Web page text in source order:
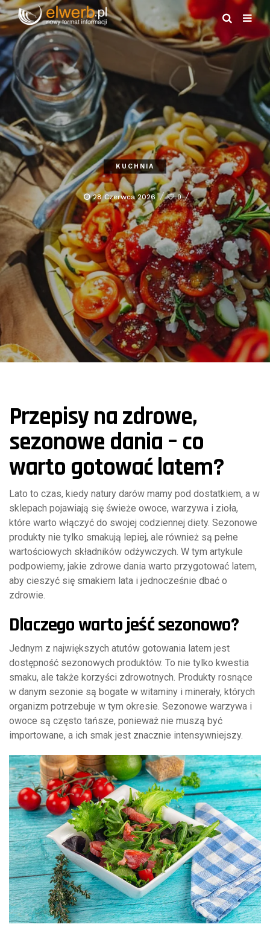
KUCHNIA
28 Czerwca 2026 0
Przepisy na zdrowe,
sezonowe dania – co
warto gotować latem?
Lato to czas, kiedy natury darów mamy pod dostatkiem, a w
sklepach pojawiają się świeże owoce, warzywa i zioła,
które warto włączyć do swojej codziennej diety. Sezonowe
produkty nie tylko smakują lepiej, ale również są pełne
wartościowych składników odżywczych. W tym artykule
podpowiemy, jakie zdrowe dania warto przygotować latem,
aby cieszyć się smakiem lata i jednocześnie dbać o
zdrowie.
Dlaczego warto jeść sezonowo?
Jednym z największych atutów gotowania latem jest
dostępność sezonowych produktów. To nie tylko kwestia
smaku, ale także korzyści zdrowotnych. Produkty rosnące
w danym sezonie są bogate w witaminy i minerały, których
organizm potrzebuje w tym okresie. Sezonowe warzywa i
owoce są często tańsze, ponieważ nie muszą być
importowane, a ich smak jest znacznie intensywniejszy.